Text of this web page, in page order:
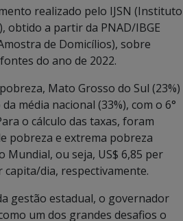
realizado pelo IJSN (Instituto
obtido a partir da PNAD/IBGE
de Domicílios), sobre
do ano de 2022.
Mato Grosso do Sul (23%)
média nacional (33%), com o 6°
o cálculo das taxas, foram
pobreza e extrema pobreza
Mundial, ou seja, US$ 6,85 per
capita/dia, respectivamente.
gestão estadual, o governador
um dos grandes desafios o